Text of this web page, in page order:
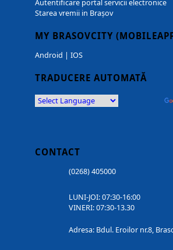
Autentificare portal servicii electronice
Starea vremii in Brașov
MY BRASOVCITY
Android | IOS
TRADUCERE AUTOMATĂ
CONTACT
(0268) 405000
LUNI-JOI: 07:30-16:00
VINERI: 07:30-13.30
Adresa: Bdul. Eroilor nr.8,